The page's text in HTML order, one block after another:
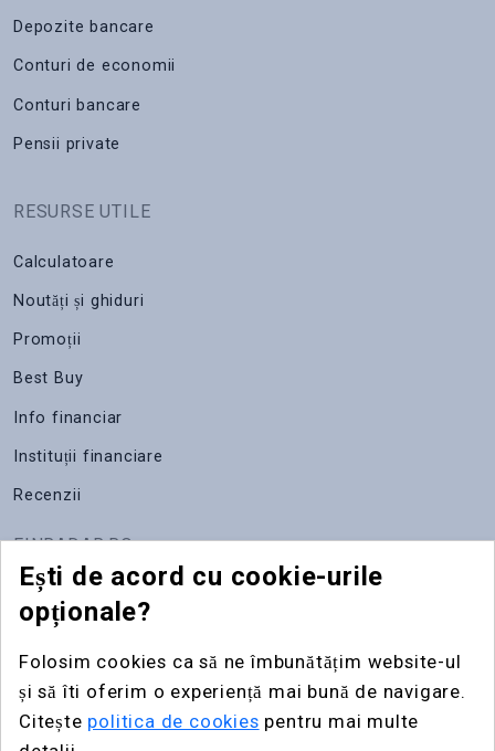
Depozite bancare
Conturi de economii
Conturi bancare
Pensii private
RESURSE UTILE
Calculatoare
Noutăți și ghiduri
Promoții
Best Buy
Info financiar
Instituții financiare
Recenzii
FINRADAR.RO
Despre noi
Contact
Publicitate
Ești de acord cu cookie-urile
opționale?
Folosim cookies ca să ne îmbunătățim website-ul
și să îti oferim o experiență mai bună de navigare.
Citește politica de cookies pentru mai multe